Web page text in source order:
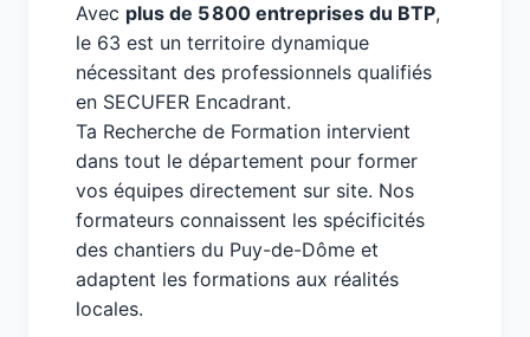
Avec plus de 5 800 entreprises du BTP,
le 63 est un territoire dynamique
nécessitant des professionnels qualifiés
en SECUFER Encadrant.
Ta Recherche de Formation intervient
dans tout le département pour former
vos équipes directement sur site. Nos
formateurs connaissent les spécificités
des chantiers du Puy-de-Dôme et
adaptent les formations aux réalités
locales.